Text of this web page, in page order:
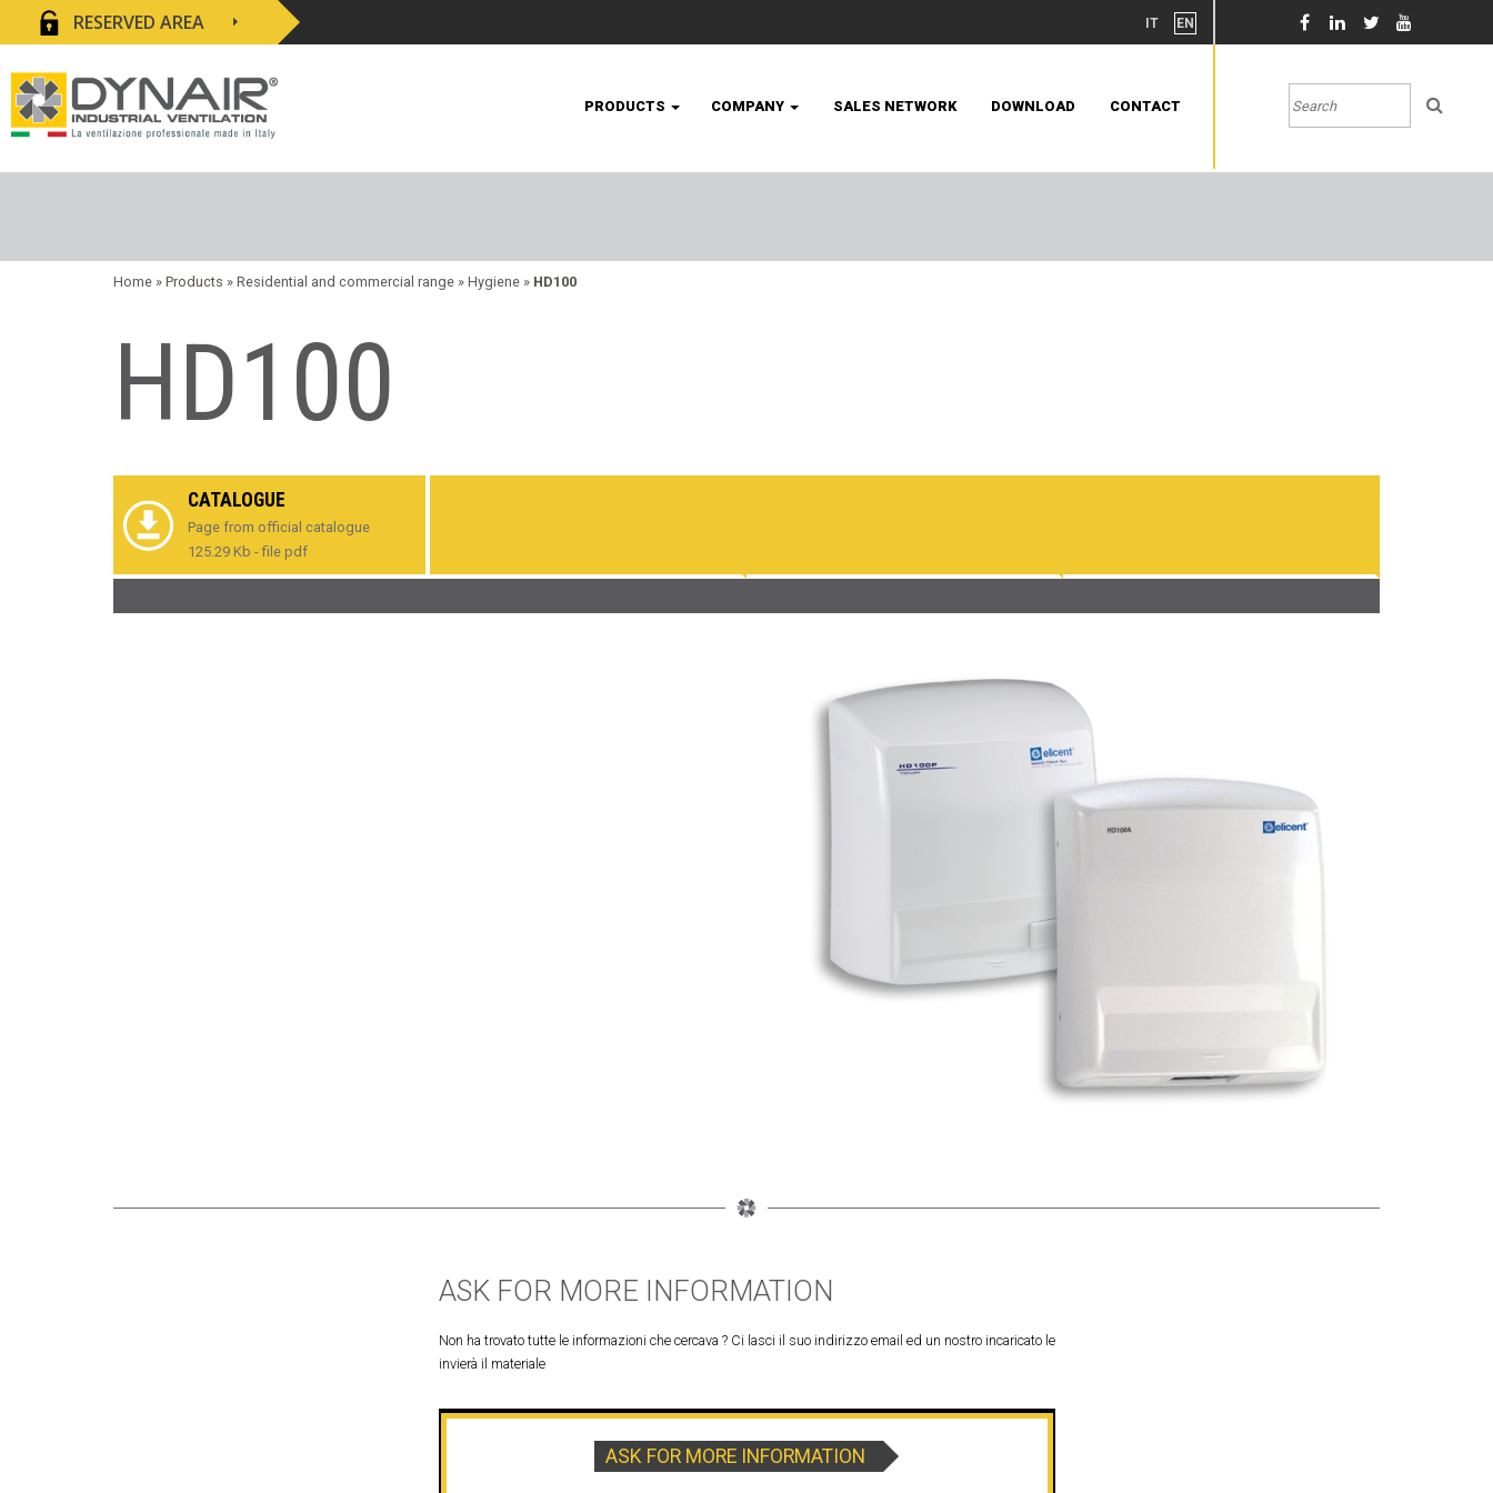
RESERVED AREA IT EN
PRODUCTS COMPANY SALES NETWORK DOWNLOAD CONTACT
Home » Products » Residential and commercial range » Hygiene » HD100
HD100
CATALOGUE
Page from official catalogue
125.29 Kb - file pdf
ASK FOR MORE INFORMATION
Non ha trovato tutte le informazioni che cercava ? Ci lasci il suo indirizzo email ed un nostro incaricato le
invierà il materiale
ASK FOR MORE INFORMATION